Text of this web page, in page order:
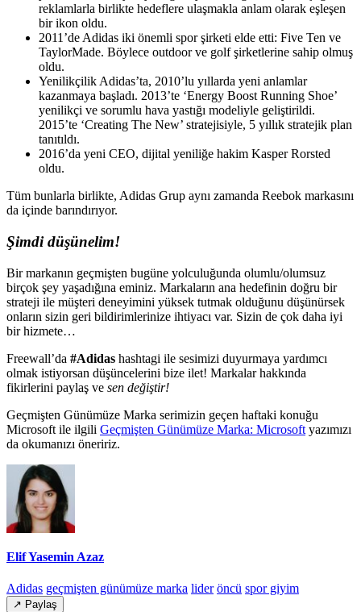
reklamlarla birlikte hedeflere ulaşmakla anlam olarak eşleşen
bir ikon oldu.
2011’de Adidas iki önemli spor şirketi elde etti: Five Ten ve
TaylorMade. Böylece outdoor ve golf şirketlerine sahip olmuş
oldu.
Yenilikçilik Adidas’ta, 2010’lu yıllarda yeni anlamlar
kazanmaya başladı. 2013’te ‘Energy Boost Running Shoe’
yenilikçi ve sorumlu hava yastığı modeliyle geliştirildi.
2015’te ‘Creating The New’ stratejisiyle, 5 yıllık stratejik plan
tanıtıldı.
2016’da yeni CEO, dijital yeniliğe hakim Kasper Rorsted
oldu.
Tüm bunlarla birlikte, Adidas Grup aynı zamanda Reebok markasını
da içinde barındırıyor.
Şimdi düşünelim!
Bir markanın geçmişten bugüne yolculuğunda olumlu/olumsuz
birçok şey yaşadığına eminiz. Markaların ana hedefinin doğru bir
strateji ile müşteri deneyimini yüksek tutmak olduğunu düşünürsek
onların sizin geri bildirimlerinize ihtiyacı var. Sizin de çok daha iyi
bir hizmete…
Freewall’da #Adidas hashtagi ile sesimizi duyurmaya yardımcı
olmak istiyorsan düşüncelerini bize ilet! Markalar hakkında
fikirlerini paylaş ve sen değiştir!
Geçmişten Günümüze Marka serimizin geçen haftaki konuğu
Microsoft ile ilgili Geçmişten Günümüze Marka: Microsoft yazımızı
da okumanızı öneririz.
Elif Yasemin Azaz
Adidas geçmişten günümüze marka lider öncü spor giyim
↗ Paylaş